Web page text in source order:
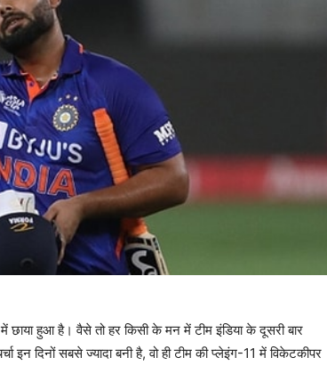
में छाया हुआ है। वैसे तो हर किसी के मन में टीम इंडिया के दूसरी बार
इन दिनों सबसे ज्यादा बनी है, वो ही टीम की प्लेइंग-11 में विकेटकीपर